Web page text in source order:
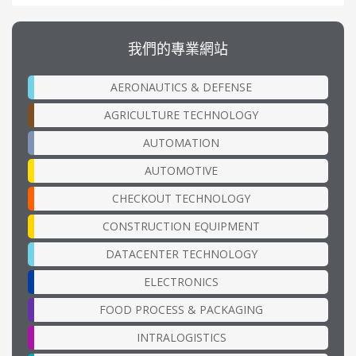
我們的專業網站
AERONAUTICS & DEFENSE
AGRICULTURE TECHNOLOGY
AUTOMATION
AUTOMOTIVE
CHECKOUT TECHNOLOGY
CONSTRUCTION EQUIPMENT
DATACENTER TECHNOLOGY
ELECTRONICS
FOOD PROCESS & PACKAGING
INTRALOGISTICS